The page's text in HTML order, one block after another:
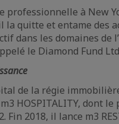
professionnelle à New
la quitte et entame
dans les domaines de
le Diamond Fund
de la régie
HOSPITALITY, dont
2018, il lance m3